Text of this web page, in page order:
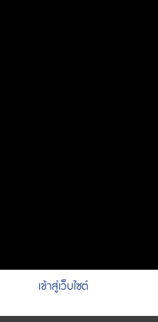
เข้าสู่เว็บไซต์